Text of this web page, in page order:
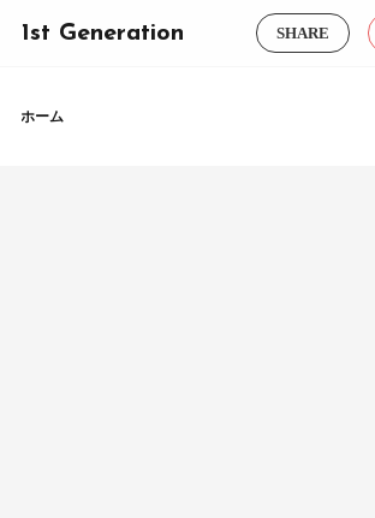
1st Generation SHARE
ホーム